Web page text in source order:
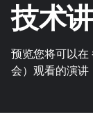
技术
预览您将可以
会）观看的演讲